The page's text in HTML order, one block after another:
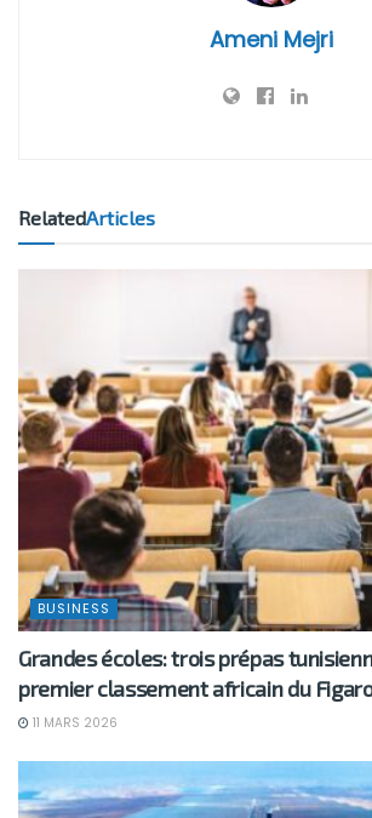
coopération touristique et artisanale
sénégal Tourisme
RelatedArticles